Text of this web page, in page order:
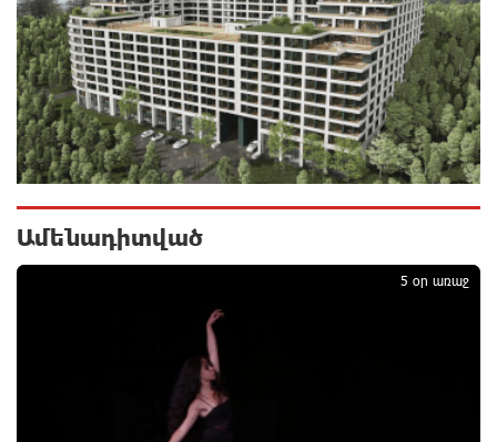
Ալիևն ու Թրամփը հեռախոսազրույց են ունեցել
16 ժամ առաջ
«Ինտեր»-ը հաղթեց «Յուվենտուս»-ին
17 ժամ առաջ
Քրեական վարույթի շրջանակում անձի անձնական
անհարկի հրապարակումն անթույլատրելի է. ՄԻՊ
Զելենսկին ու Վուչիչը քննարկել են
համագործակցությունն ընդլայնելու
Ամենադիտված
5 օր առաջ
1